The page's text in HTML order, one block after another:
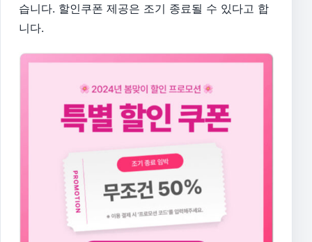
습니다. 할인쿠폰 제공은 조기 종료될 수 있다고 합
니다.